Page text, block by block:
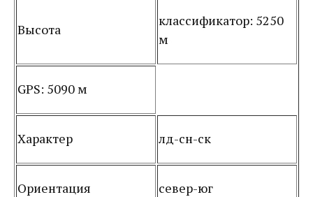
Высота
классификатор: 5250
м
GPS: 5090 м
Характер лд-сн-ск
Ориентация север-юг